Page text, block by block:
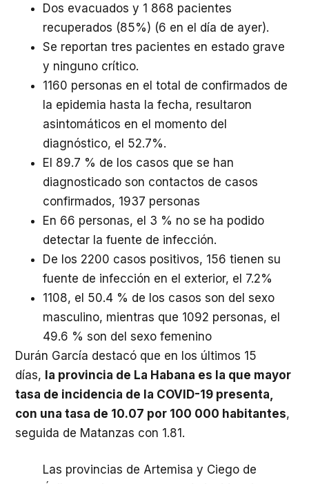
Dos evacuados y 1 868 pacientes
recuperados (85%) (6 en el día de ayer).
Se reportan tres pacientes en estado grave
y ninguno crítico.
1160 personas en el total de confirmados de
la epidemia hasta la fecha, resultaron
asintomáticos en el momento del
diagnóstico, el 52.7%.
El 89.7 % de los casos que se han
diagnosticado son contactos de casos
confirmados, 1937 personas
En 66 personas, el 3 % no se ha podido
detectar la fuente de infección.
De los 2200 casos positivos, 156 tienen su
fuente de infección en el exterior, el 7.2%
1108, el 50.4 % de los casos son del sexo
masculino, mientras que 1092 personas, el
49.6 % son del sexo femenino
Durán García destacó que en los últimos 15
días, la provincia de La Habana es la que mayor
tasa de incidencia de la COVID-19 presenta,
con una tasa de 10.07 por 100 000 habitantes,
seguida de Matanzas con 1.81.
Las provincias de Artemisa y Ciego de